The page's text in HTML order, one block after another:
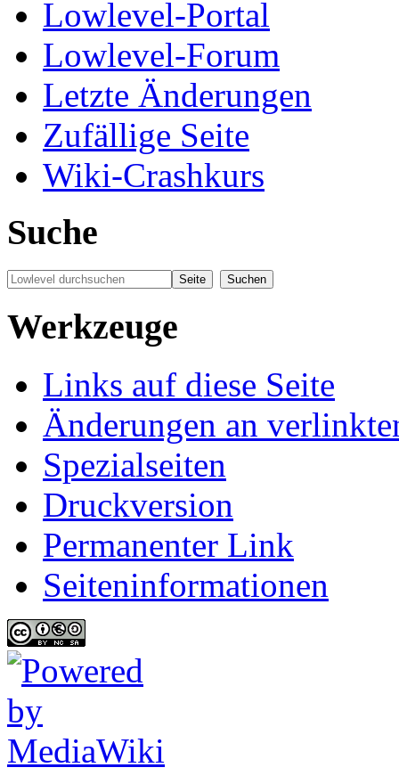
Lowlevel-Portal
Lowlevel-Forum
Letzte Änderungen
Zufällige Seite
Wiki-Crashkurs
Suche
Werkzeuge
Links auf diese Seite
Änderungen an
Spezialseiten
Druckversion
Permanenter Link
Seiten­informationen